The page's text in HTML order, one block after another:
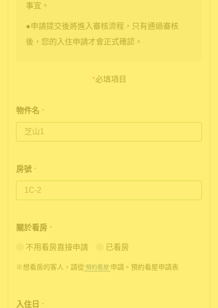
事宜。
●申請提交後將進入審核流程，只有通過審核
後，您的入住申請才會正式確認。
*必填項目
物件名 *
房號 *
關於看房 *
不用看房直接申請 已看房
※想看房的客人，請從'預約看屋'申請。預約看屋申請表
入住日 *